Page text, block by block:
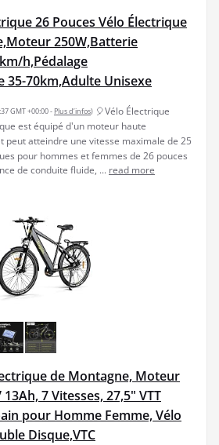
26 Pouces Vélo Électrique
250W,Batterie
h,Pédalage
35-70km,Adulte Unisexe
GMT +00:00 - Plus d’infos) 🎈Vélo Électrique
est équipé d'un moteur haute
peut atteindre une vitesse maximale de 25
pour hommes et femmes de 26 pouces
de conduite fluide, ... read more
de Montagne, Moteur
7 Vitesses, 27,5" VTT
pour Homme Femme, Vélo
Disque,VTC